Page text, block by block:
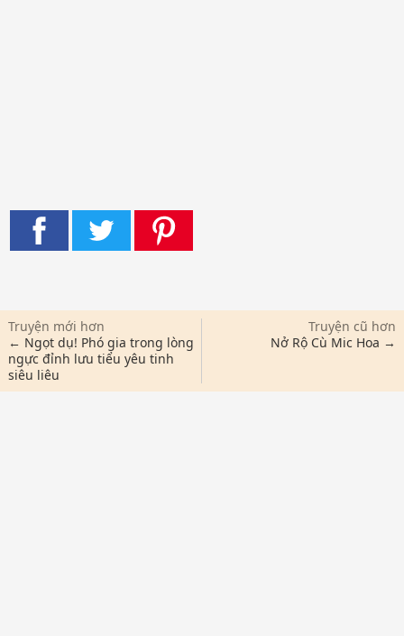
Truyện mới hơn
← Ngọt dụ! Phó gia trong lòng
ngực đỉnh lưu tiểu yêu tinh
siêu liêu
Truyện cũ hơn
Nở Rộ Cù Mic Hoa →